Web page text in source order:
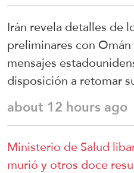
Irán revela detalles de
preliminares con
mensajes
disposición a retomar
about 12 hours ago
Ministerio de Salud
murió y otros doce